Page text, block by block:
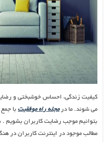
کیفیت زندگی، احساس خوشبختی و
می­ شوند. ما درمجله راه موفقیت با
بتوانیم موجب رضایت کاربران بشویم .
مطالب موجود در اینترنت کاربران در